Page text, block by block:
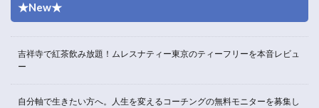
★New★
吉祥寺で紅茶飲み放題！ムレスナティー東京のティーフリーを本音レビュ
ー
自分軸で生きたい方へ。人生を変えるコーチングの無料モニターを募集し